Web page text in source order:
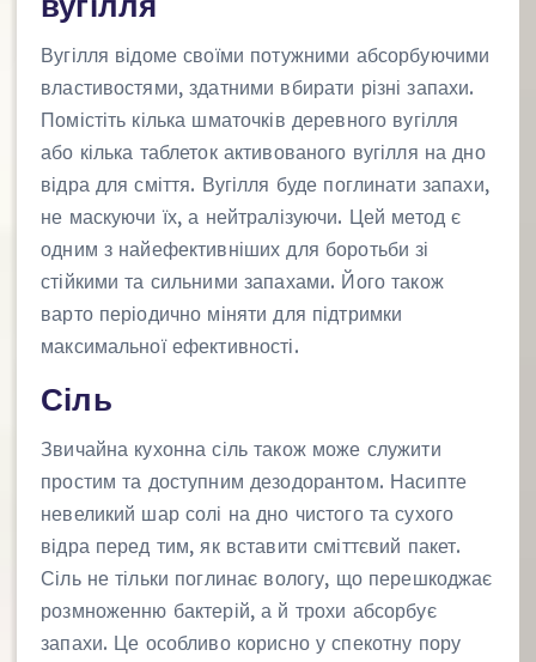
Вугілля відоме своїми потужними абсорбуючими
властивостями, здатними вбирати різні запахи.
Помістіть кілька шматочків деревного вугілля
або кілька таблеток активованого вугілля на дно
відра для сміття. Вугілля буде поглинати запахи,
не маскуючи їх, а нейтралізуючи. Цей метод є
одним з найефективніших для боротьби зі
стійкими та сильними запахами. Його також
варто періодично міняти для підтримки
максимальної ефективності.
Сіль
Звичайна кухонна сіль також може служити
простим та доступним дезодорантом. Насипте
невеликий шар солі на дно чистого та сухого
відра перед тим, як вставити сміттєвий пакет.
Сіль не тільки поглинає вологу, що перешкоджає
розмноженню бактерій, а й трохи абсорбує
запахи. Це особливо корисно у спекотну пору